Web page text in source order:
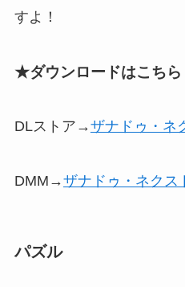
すよ！
★ダウンロードはこちら
DLストア→ザナドゥ・ネ
DMM→ザナドゥ・ネクス
パズル